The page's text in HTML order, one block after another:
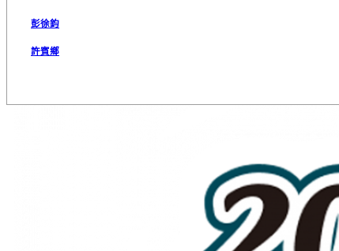
彭徐鈞
許賓鄉